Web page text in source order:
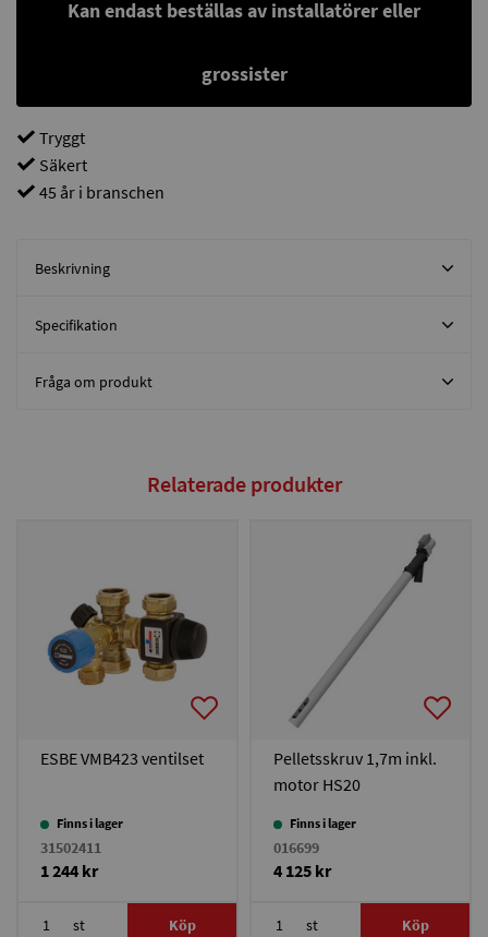
Kan endast beställas av installatörer eller
grossister
Tryggt
Säkert
45 år i branschen
Beskrivning
Specifikation
Fråga om produkt
Relaterade produkter
ESBE VMB423 ventilset
Finns i lager
31502411
1 244 kr
st Köp
Pelletsskruv 1,7m inkl.
motor HS20
Finns i lager
016699
4 125 kr
st Köp